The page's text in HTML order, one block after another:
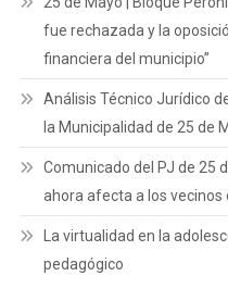
fue rechazada y la
financiera del municipio”
Análisis Técnico Jurídico
la Municipalidad de 25 de
Comunicado del PJ de 25
ahora afecta a los vecinos
La virtualidad en la
pedagógico